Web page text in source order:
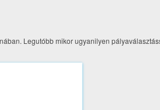
Legutóbb mikor ugyanilyen